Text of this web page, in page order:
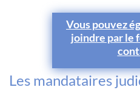
Vous pouvez
joindre par le
Les mandataires